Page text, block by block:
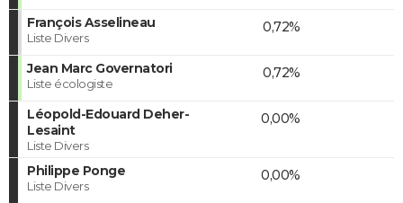
François Asselineau
Liste Divers
0,72%
Jean Marc Governatori
Liste écologiste
0,72%
Léopold-Edouard Deher-
Lesaint
Liste Divers
0,00%
Philippe Ponge
Liste Divers
0,00%